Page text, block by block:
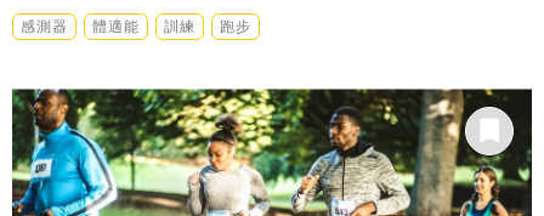
感測器 體適能 訓練 跑步